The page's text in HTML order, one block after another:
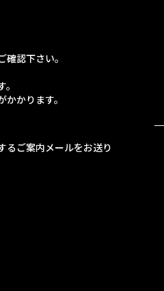
認下さい。
かります。
るご案内メールをお送り